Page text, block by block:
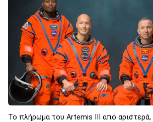
Το πλήρωμα του Artemis III από αριστερά,